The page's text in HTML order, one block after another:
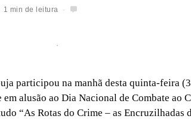
1 min de leitura
participou na manhã desta quinta-feira
alusão ao Dia Nacional de Combate ao
“As Rotas do Crime – as Encruzilhadas